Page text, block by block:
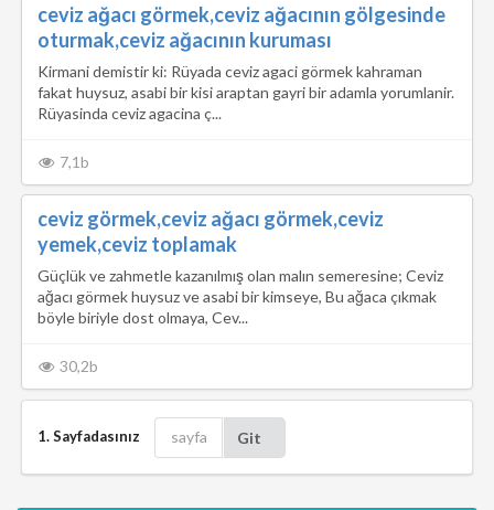
ceviz ağacı görmek,ceviz ağacının gölgesinde
oturmak,ceviz ağacının kuruması
Kirmani demistir ki: Rüyada ceviz agaci görmek kahraman
fakat huysuz, asabi bir kisi araptan gayri bir adamla yorumlanir.
Rüyasinda ceviz agacina ç...
7,1b
ceviz görmek,ceviz ağacı görmek,ceviz
yemek,ceviz toplamak
Güçlük ve zahmetle kazanılmış olan malın semeresine; Ceviz
ağacı görmek huysuz ve asabi bir kimseye, Bu ağaca çıkmak
böyle biriyle dost olmaya, Cev...
30,2b
1. Sayfadasınız Git